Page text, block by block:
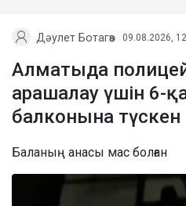
Дәулет Ботагөз 09.08.2026,
Алматыда полицей
арашалау үшін 6-
балконына түскен
Баланың анасы мас болған